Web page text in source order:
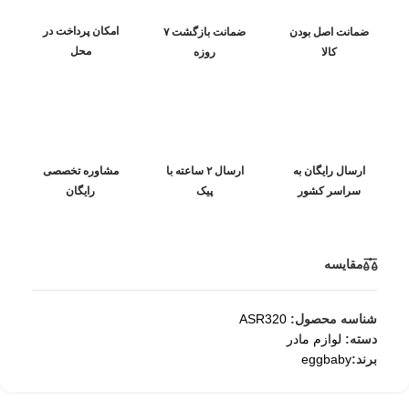
ضمانت اصل بودن
کالا
ضمانت بازگشت ۷
روزه
امکان پرداخت در
محل
ارسال رایگان به
سراسر کشور
ارسال ۲ ساعته با
پیک
مشاوره تخصصی
رایگان
مقایسه
شناسه محصول: ASR320
دسته: لوازم مادر
برند:eggbaby